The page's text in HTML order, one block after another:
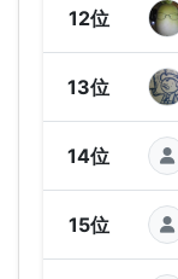
12位
13位
14位
15位